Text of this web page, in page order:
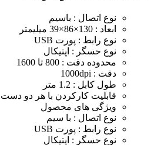
نوع اتصال : باسیم
ابعاد : 130×86×39 میلیمتر
نوع رابط : پورت USB
نوع حسگر : اپتیکال
محدوده دقت : 800 تا 1600
دقت : 1000dpi
طول کابل : 1.2 متر
قابلیت کارکردن با هر دو
ویژگی های محصول
نوع اتصال : با سیم
نوع رابط : پورت USB
نوع حسگر : اپتیکال